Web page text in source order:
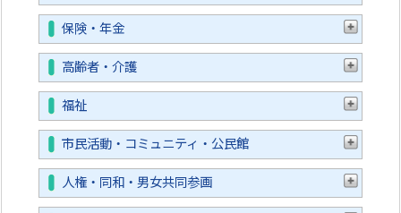
保険・年金
高齢者・介護
福祉
市民活動・コミュニティ・公民館
人権・同和・男女共同参画